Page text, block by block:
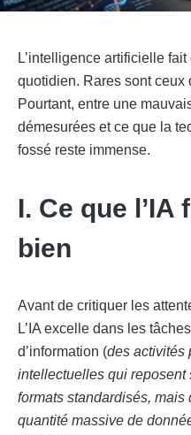
L’intelligence artificielle
quotidien. Rares sont ceux
Pourtant, entre une
démesurées et ce que la
fossé reste immense.
I. Ce que
bien
Avant de critiquer les
L’IA excelle dans les
d’information (des activités
intellectuelles qui reposent
formats standardisés,
quantité massive de